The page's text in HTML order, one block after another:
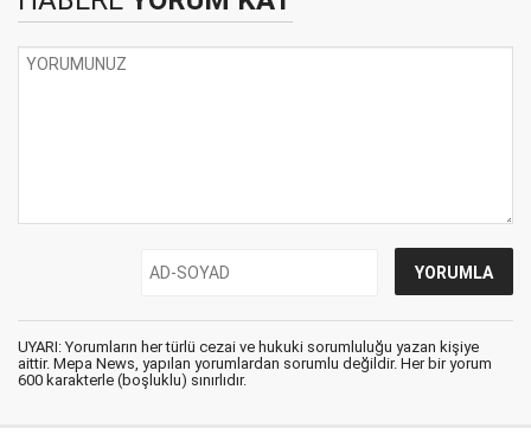
UYARI: Yorumların her türlü cezai ve hukuki sorumluluğu yazan kişiye
aittir. Mepa News, yapılan yorumlardan sorumlu değildir. Her bir yorum
600 karakterle (boşluklu) sınırlıdır.